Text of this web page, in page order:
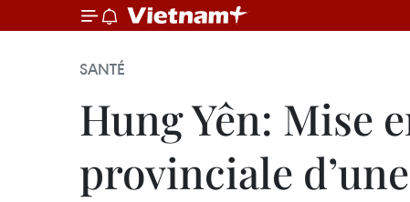
SANTÉ
Hung Yên: Mise
provinciale